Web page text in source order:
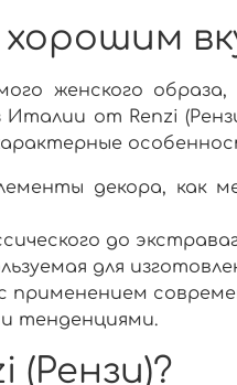
женского
Италии от Renzi
декора, как
до
для
применением
тенденциями.
(Рензи)?